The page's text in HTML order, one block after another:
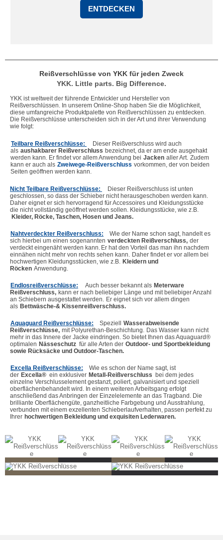
ENTDECKEN
Reißverschlüsse von YKK für jeden Zweck
YKK. Little parts. Big Difference.
YKK ist weltweit der führende Entwickler und Hersteller von
Reißverschlüssen. In unserem Online-Shop haben Sie die Möglichkeit,
diese umfangreiche Produktpalette von Reißverschlüssen zu entdecken.
Die Reißverschlüsse unterscheiden sich in der Art und ihrer Verwendung
wie folgt:
Teilbare Reißverschlüsse:
Dieser Reißverschluss wird auch
als aushakbarer Reißverschluss bezeichnet, da er am ende ausgehakt
werden kann. Er findet vor allem Anwendung bei Jacken aller Art. Zudem
kann er auch als Zweiwege-Reißverschluss vorkommen, der von beiden
Seiten geöffnen werden kann.
Nicht Teilbare Reißverschlüsse:
Dieser Reißverschluss ist unten
geschlossen, so dass der Schieber nicht herausgeschoben werden kann.
Daher eignet er sich hervorragend für Accessoires und Kleidungsstücke
Kleider, Röcke, Taschen, Hosen und Jeans.
Nahtverdeckter Reißverschluss:
Wie der Name schon sagt, handelt es
sich hierbei um einen sogenannten verdeckten Reißverschluss, der
verdeckt eingenäht werden kann. Er hat den Vorteil das man ihn nachdem
einnähen nicht mehr von rechts sehen kann. Daher findet er vor allem bei
hochwertigen Kleidungsstücken, wie z.B. Kleidern und
Röcken Anwendung.
Endlosreißverschlüsse: Auch besser bekannt als Meterware
Reißverschluss, kann er nach beliebiger Länge und mit beliebiger Anzahl
an Schiebern ausgestattet werden. Er eignet sich vor allem dingen
als Bettwäsche-& Kissenreißverschluss.
Aquaguard Reißverschlüsse: Speziell
Wasserabweisende
Reißverschlüsse, mit Polyurethan-Beschichtung. Das Wasser kann nicht
mehr in das Innere der Jacke eindringen. So bietet Ihnen das Aquaguard®
optimalen Nässeschutz für alle Arten der Outdoor- und Sportbekleidung
sowie Rücksäcke und Outdoor-Taschen.
Excella Reißverschlüsse:
Wie es schon der Name sagt, ist
der Excella® ein exklusiver Metall-Reißverschluss bei dem jedes
einzelne Verschlusselement gestanzt, poliert, galvanisiert und speziell
oberflächenbehandelt wird. In einem weiteren Arbeitsgang erfolgt
anschließend das Anbringen der Einzelelemente an das Tragband. Die
brilliante Oberflächengüte, ganzheitliche Farbgebung und Ausstrahlung,
verbunden mit einem exzellenten Schieberlaufverhalten, passen perfekt zu
Ihrer hochwertigen Bekleidung und exquisiten Lederwaren.